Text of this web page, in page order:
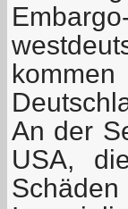
An der
USA,